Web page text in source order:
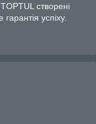
створені
успіху.